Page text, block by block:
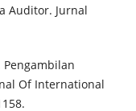
Auditor. Jurnal
Pengambilan
Of International